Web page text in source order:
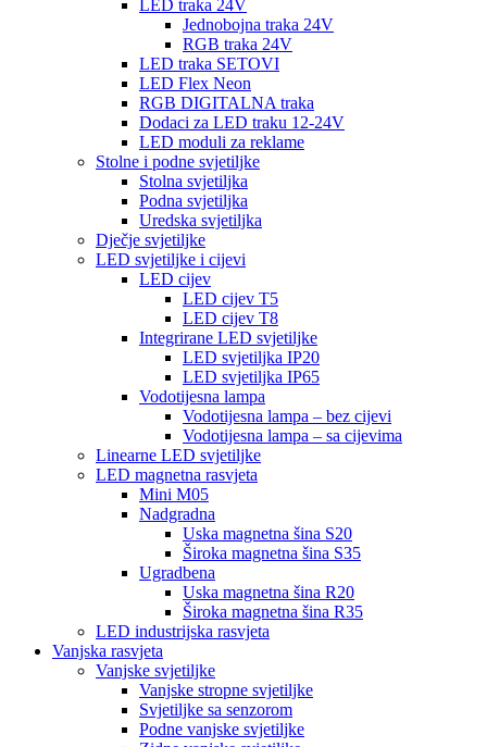
LED traka 24V
Jednobojna traka 24V
RGB traka 24V
LED traka SETOVI
LED Flex Neon
RGB DIGITALNA traka
Dodaci za LED traku 12-24V
LED moduli za reklame
Stolne i podne svjetiljke
Stolna svjetiljka
Podna svjetiljka
Uredska svjetiljka
Dječje svjetiljke
LED svjetiljke i cijevi
LED cijev
LED cijev T5
LED cijev T8
Integrirane LED svjetiljke
LED svjetiljka IP20
LED svjetiljka IP65
Vodotijesna lampa
Vodotijesna lampa – bez cijevi
Vodotijesna lampa – sa cijevima
Linearne LED svjetiljke
LED magnetna rasvjeta
Mini M05
Nadgradna
Uska magnetna šina S20
Široka magnetna šina S35
Ugradbena
Uska magnetna šina R20
Široka magnetna šina R35
LED industrijska rasvjeta
Vanjska rasvjeta
Vanjske svjetiljke
Vanjske stropne svjetiljke
Svjetiljke sa senzorom
Podne vanjske svjetiljke